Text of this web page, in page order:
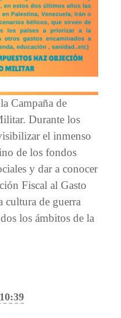
Campaña de
Durante los
el inmenso
de los fondos
y dar a conocer
Fiscal al Gasto
cultura de guerra
los ámbitos de la